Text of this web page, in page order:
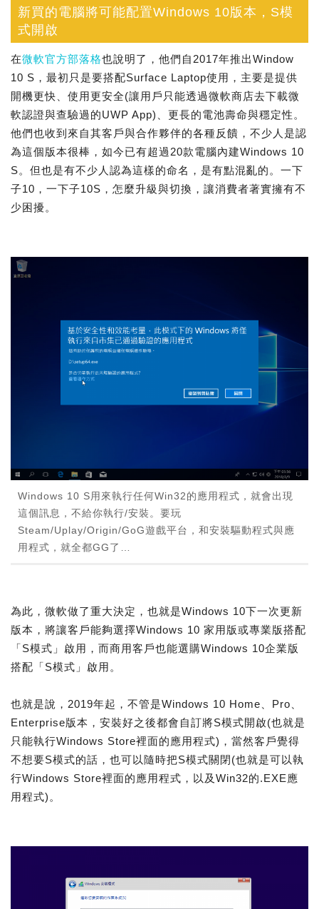
新買的電腦將可能配置Windows 10版本，S模
式開啟
在微軟官方部落格也說明了，他們自2017年推出Window
10 S，最初只是要搭配Surface Laptop使用，主要是提供
開機更快、使用更安全(讓用戶只能透過微軟商店去下載微
軟認證與查驗過的UWP App)、更長的電池壽命與穩定性。
他們也收到來自其客戶與合作夥伴的各種反饋，不少人是認
為這個版本很棒，如今已有超過20款電腦內建Windows 10
S。但也是有不少人認為這樣的命名，是有點混亂的。一下
子10，一下子10S，怎麼升級與切換，讓消費者著實擁有不
少困擾。
Windows 10 S用來執行任何Win32的應用程式，就會出現
這個訊息，不給你執行/安裝。要玩
Steam/Uplay/Origin/GoG遊戲平台，和安裝驅動程式與應
用程式，就全都GG了…
為此，微軟做了重大決定，也就是Windows 10下一次更新
版本，將讓客戶能夠選擇Windows 10 家用版或專業版搭配
「S模式」啟用，而商用客戶也能選購Windows 10企業版
搭配「S模式」啟用。
也就是說，2019年起，不管是Windows 10 Home、Pro、
Enterprise版本，安裝好之後都會自訂將S模式開啟(也就是
只能執行Windows Store裡面的應用程式)，當然客戶覺得
不想要S模式的話，也可以隨時把S模式關閉(也就是可以執
行Windows Store裡面的應用程式，以及Win32的.EXE應
用程式)。